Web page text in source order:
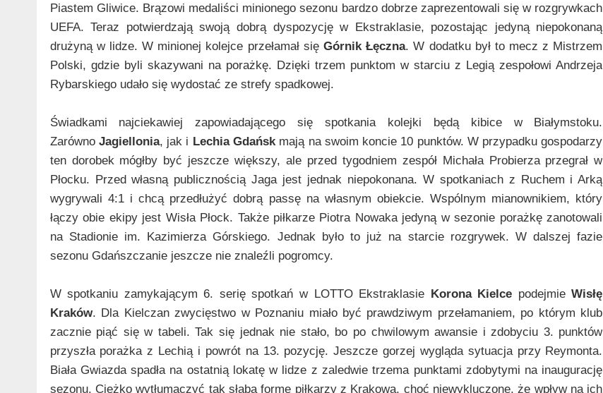
Piastem Gliwice. Brązowi medaliści minionego sezonu bardzo dobrze zaprezentowali się w rozgrywkach
UEFA. Teraz potwierdzają swoją dobrą dyspozycję w Ekstraklasie, pozostając jedyną niepokonaną
drużyną w lidze. W minionej kolejce przełamał się Górnik Łęczna. W dodatku był to mecz z Mistrzem
Polski, gdzie byli skazywani na porażkę. Dzięki trzem punktom w starciu z Legią zespołowi Andrzeja
Rybarskiego udało się wydostać ze strefy spadkowej.
Świadkami najciekawiej zapowiadającego się spotkania kolejki będą kibice w Białymstoku.
Zarówno Jagiellonia, jak i Lechia Gdańskmają na swoim koncie 10 punktów. W przypadku gospodarzy
ten dorobek mógłby być jeszcze większy, ale przed tygodniem zespół Michała Probierza przegrał w
Płocku. Przed własną publicznością Jaga jest jednak niepokonana. W spotkaniach z Ruchem i Arką
wygrywali 4:1 i chcą przedłużyć dobrą passę na własnym obiekcie. Wspólnym mianownikiem, który
łączy obie ekipy jest Wisła Płock. Także piłkarze Piotra Nowaka jedyną w sezonie porażkę zanotowali
na Stadionie im. Kazimierza Górskiego. Jednak było to już na starcie rozgrywek. W dalszej fazie
sezonu Gdańszczanie jeszcze nie znaleźli pogromcy.
W spotkaniu zamykającym 6. serię spotkań w LOTTO Ekstraklasie Korona Kielce podejmieWisłę
Kraków. Dla Kielczan zwycięstwo w Poznaniu miało być prawdziwym przełamaniem, po którym klub
zacznie piąć się w tabeli. Tak się jednak nie stało, bo po chwilowym awansie i zdobyciu 3. punktów
przyszła porażka z Lechią i powrót na 13. pozycję. Jeszcze gorzej wygląda sytuacja przy Reymonta.
Biała Gwiazda spadła na ostatnią lokatę w lidze z zaledwie trzema punktami zdobytymi na inaugurację
sezonu. Ciężko wytłumaczyć tak słabą formę piłkarzy z Krakowa, choć niewykluczone, że wpływ na ich